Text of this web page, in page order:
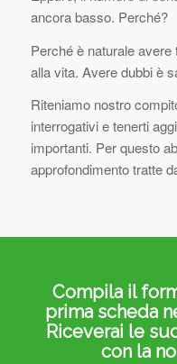
ancora basso. Perché?
Perché è naturale
alla vita. Avere dubbi è
Riteniamo nostro
interrogativi e tenerti
importanti. Per questo
approfondimento tratte
Compila il
prima scheda
Riceverai le
con la